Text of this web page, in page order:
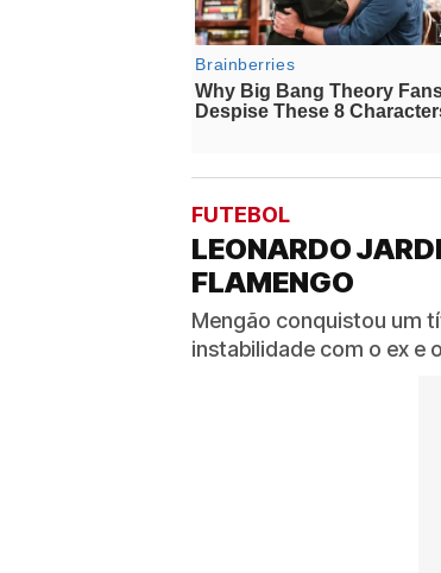
FUTEBOL
LEONARDO
FLAMENGO
Mengão conquistou um
instabilidade com o ex e